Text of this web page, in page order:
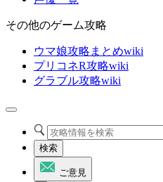
その他のゲーム攻略
ウマ娘攻略まとめwiki
プリコネR攻略wiki
グラブル攻略wiki
検索
ご意見